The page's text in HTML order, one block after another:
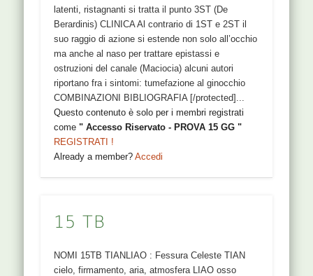
latenti, ristagnanti si tratta il punto 3ST (De
Berardinis) CLINICA Al contrario di 1ST e 2ST il
suo raggio di azione si estende non solo all’occhio
ma anche al naso per trattare epistassi e
ostruzioni del canale (Maciocia) alcuni autori
riportano fra i sintomi: tumefazione al ginocchio
COMBINAZIONI BIBLIOGRAFIA [/protected]...
Questo contenuto è solo per i membri registrati
come" Accesso Riservato - PROVA 15 GG "
REGISTRATI !
Already a member?Accedi
15 TB
NOMI 15TB TIANLIAO : Fessura Celeste TIAN
cielo, firmamento, aria, atmosfera LIAO osso